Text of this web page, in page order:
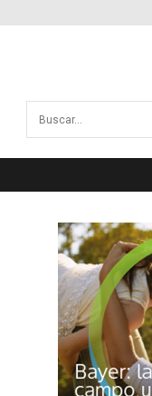
Buscar...